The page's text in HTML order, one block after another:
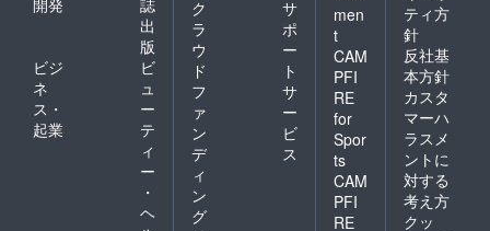
出
版
ビジ
ネ
ス・
起業
ビ
ュ
ー
テ
ィ
ー
・
ヘ
ク
ラ
ウ
ド
フ
ァ
ン
デ
ィ
ン
グ
サ
ポ
ー
ト
サ
ー
ビ
ス
men
t
CAM
PFI
RE
for
Spor
ts
CAM
PFI
RE
ティ方
針
反社基
本方針
カスタ
マーハ
ラスメ
ントに
対する
考え方
クッ